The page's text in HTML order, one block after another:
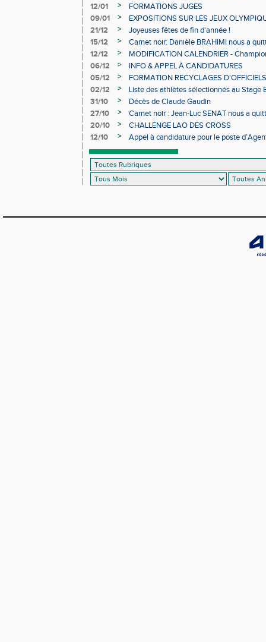
12/01
>
FORMATIONS JUGES
09/01
>
EXPOSITIONS SUR LES JEUX
21/12
>
Joyeuses fêtes de fin d'année !
15/12
>
Carnet noir: Danièle BRAHIMI nous a
12/12
>
MODIFICATION CALENDRIER -
06/12
>
INFO & APPEL À CANDIDATURES
05/12
>
FORMATION RECYCLAGES D'OFFICIELS
02/12
>
Liste des athlètes sélectionnés au Stage
31/10
>
Décès de Claude Gaudin
27/10
>
Carnet noir : Jean-Luc SENAT nous a
20/10
>
CHALLENGE LAO DES CROSS
12/10
>
Appel à candidature pour le poste